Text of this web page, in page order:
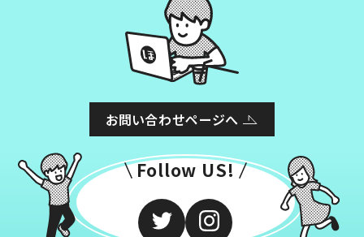
お問い合わせページへ
Follow US!